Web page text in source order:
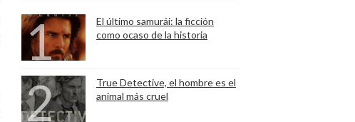
El último samurái: la ficción
como ocaso de la historia
True Detective, el hombre es el
animal más cruel